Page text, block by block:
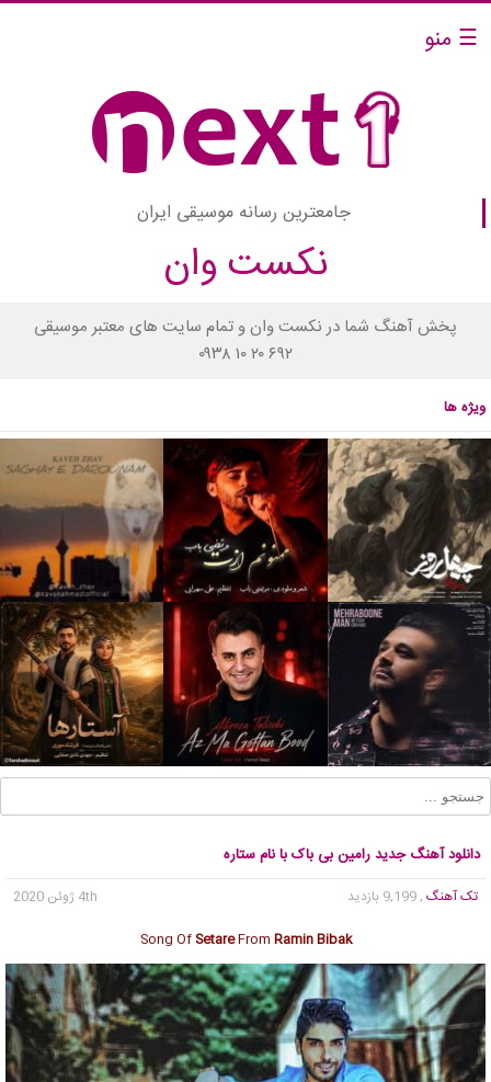
☰ منو
جامعترین رسانه موسیقی ایران
نکست وان
پخش آهنگ شما در نکست وان و تمام سایت های معتبر موسیقی
۰۹۳۸ ۱۰ ۲۰ ۶۹۲
ویژه ها
دانلود آهنگ جدید رامین بی باک با نام ستاره
تک آهنگ , 9,199 بازدید
4th ژوئن 2020
Song Of SetareFrom Ramin Bibak